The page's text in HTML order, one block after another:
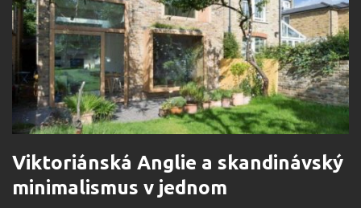
Viktoriánská Anglie a skandinávský
minimalismus v jednom